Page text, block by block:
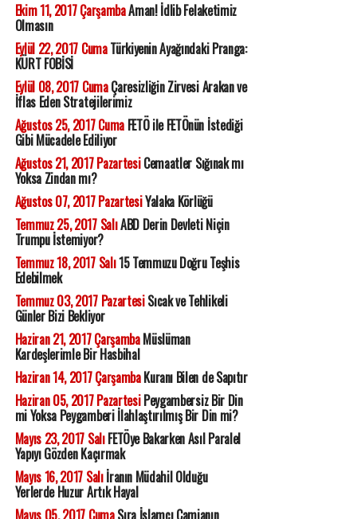
Ekim 11, 2017 ÇarşambaAman! İdlib Felaketimiz
Olmasın
Eylül 22, 2017 CumaTürkiyenin Ayağındaki Pranga:
KÜRT FOBİSİ
Eylül 08, 2017 CumaÇaresizliğin Zirvesi Arakan ve
İflas Eden Stratejilerimiz
Ağustos 25, 2017 CumaFETÖ ile FETÖnün İstediği
Gibi Mücadele Ediliyor
Ağustos 21, 2017 PazartesiCemaatler Sığınak mı
Yoksa Zindan mı?
Ağustos 07, 2017 PazartesiYalaka Körlüğü
Temmuz 25, 2017 SalıABD Derin Devleti Niçin
Trumpu İstemiyor?
Temmuz 18, 2017 Salı15 Temmuzu Doğru Teşhis
Edebilmek
Temmuz 03, 2017 PazartesiSıcak ve Tehlikeli
Günler Bizi Bekliyor
Haziran 21, 2017 ÇarşambaMüslüman
Kardeşlerimle Bir Hasbihal
Haziran 14, 2017 ÇarşambaKuranı Bilen de Sapıtır
Haziran 05, 2017 PazartesiPeygambersiz Bir Din
mi Yoksa Peygamberi İlahlaştırılmış Bir Din mi?
Mayıs 23, 2017 SalıFETÖye Bakarken Asıl Paralel
Yapıyı Gözden Kaçırmak
Mayıs 16, 2017 Salıİranın Müdahil Olduğu
Yerlerde Huzur Artık Hayal
Mayıs 05, 2017 CumaSıra İslamcı Camianın